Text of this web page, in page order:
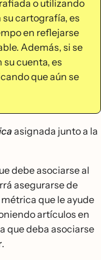
o utilizando
su cartografía, es
en reflejarse
Además, si se
cuenta, es
que aún se
asignada junto a la
debe asociarse al
asegurarse de
que le ayude
artículos en
que deba asociarse
.